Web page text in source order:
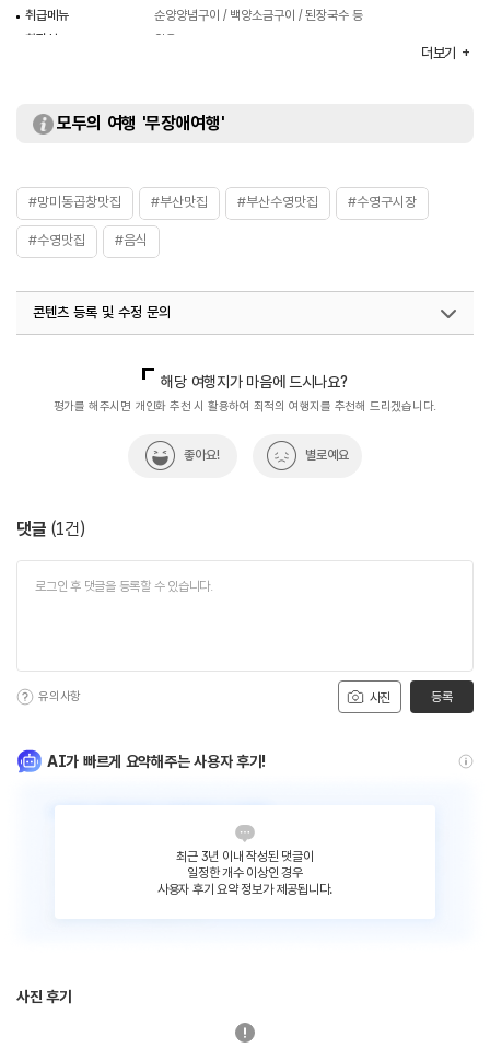
취급메뉴
순양양념구이 / 백양소금구이 / 된장국수 등
화장실
있음
더보기
모두의 여행 '무장애여행'
#망미동곱창맛집 #부산맛집 #부산수영맛집 #수영구시장
#수영맛집 #음식
콘텐츠 등록 및 수정 문의
해당 여행지가 마음에 드시나요?
평가를 해주시면 개인화 추천 시 활용하여 최적의 여행지를 추천해 드리겠습니다.
좋아요! 별로예요
댓글 (1건)
사진
유의사항 등록
AI가 빠르게 요약해주는 사용자 후기!
최근 3년 이내 작성된 댓글이
일정한 개수 이상인 경우
사용자 후기 요약 정보가 제공됩니다.
사진 후기